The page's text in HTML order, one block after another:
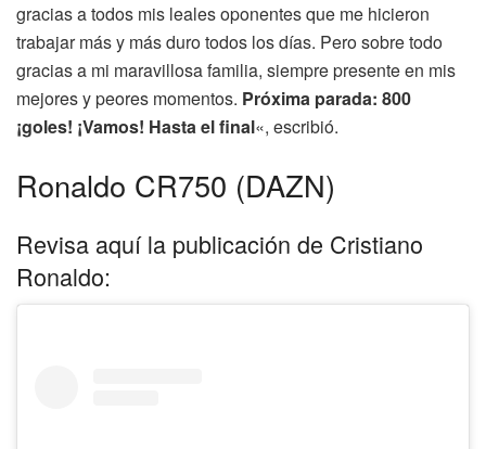
gracias a todos mis leales oponentes que me hicieron
trabajar más y más duro todos los días. Pero sobre todo
gracias a mi maravillosa familia, siempre presente en mis
mejores y peores momentos. Próxima parada: 800
¡goles! ¡Vamos! Hasta el final«, escribió.
Ronaldo CR750 (DAZN)
Revisa aquí la publicación de Cristiano
Ronaldo: